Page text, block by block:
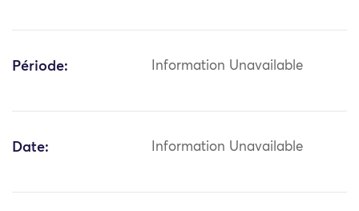
Période: Information Unavailable
Date: Information Unavailable